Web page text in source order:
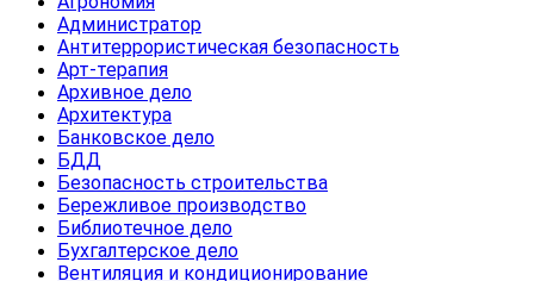
Администратор
Антитеррористическая безопасность
Арт-терапия
Архивное дело
Архитектура
Банковское дело
БДД
Безопасность строительства
Бережливое производство
Библиотечное дело
Бухгалтерское дело
Вентиляция и кондиционирование